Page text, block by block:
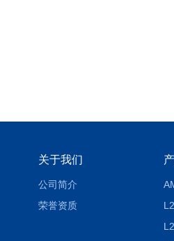
关于我们
公司简介
荣誉资质